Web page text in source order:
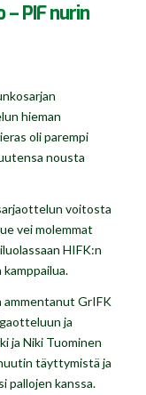
PIF nurin
hieman
oli parempi
nousta
voitosta
vei molemmat
HIFK:n
GrIFK
ja
ja Niki Tuominen
täyttymistä ja
pallojen kanssa.